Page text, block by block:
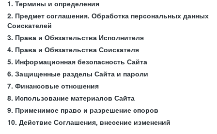
1. Термины и определения
2. Предмет соглашения. Обработка персональных данных
Соискателей
3. Права и Обязательства Исполнителя
4. Права и Обязательства Соискателя
5. Информационная безопасность Сайта
6. Защищенные разделы Сайта и пароли
7. Финансовые отношения
8. Использование материалов Сайта
9. Применимое право и разрешение споров
10. Действие Соглашения, внесение изменений